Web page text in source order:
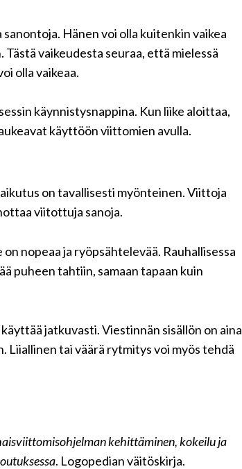
Hänen voi olla kuitenkin vaikea
vaikeudesta seuraa, että mielessä
olla vaikeaa.
käynnistysnappina. Kun liike aloittaa,
käyttöön viittomien avulla.
on tavallisesti myönteinen. Viittoja
viitottuja sanoja.
nopeaa ja ryöpsähtelevää. Rauhallisessa
puheen tahtiin, samaan tapaan kuin
jatkuvasti. Viestinnän sisällön on aina
Liiallinen tai väärä rytmitys voi myös tehdä
kehittäminen, kokeilu ja
. Logopedian väitöskirja.